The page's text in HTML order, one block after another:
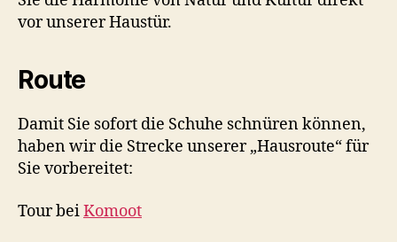
vor unserer Haustür.
Route
Damit Sie sofort die Schuhe schnüren können,
haben wir die Strecke unserer „Hausroute“ für
Sie vorbereitet:
Tour beiKomoot